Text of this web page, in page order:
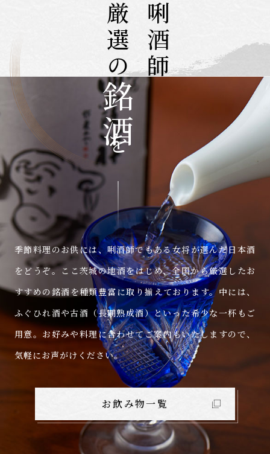
唎酒師
厳選の
銘酒
を
季節料理のお供には、唎酒師でもある女将が選んだ日本酒
をどうぞ。ここ茨城の地酒をはじめ、全国から厳選したお
すすめの銘酒を種類豊富に取り揃えております。中には、
ふぐひれ酒や古酒（長期熟成酒）といった希少な一杯もご
用意。お好みや料理に合わせてご案内もいたしますので、
気軽にお声がけください。
お飲み物一覧